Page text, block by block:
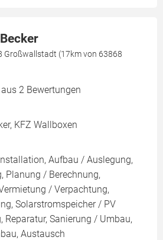
Großwallstadt (17km von 63868
2 Bewertungen
KFZ Wallboxen
Aufbau / Auslegung,
Planung / Berechnung,
/ Verpachtung,
Solarstromspeicher / PV
Reparatur, Sanierung / Umbau,
Austausch